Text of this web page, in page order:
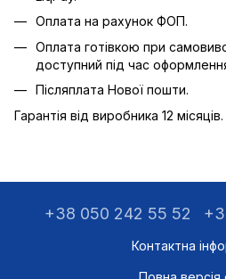
Оплата на рахунок ФОП.
Оплата готівкою при
доступний під час
Післяплата Нової пошти.
Гарантія від виробника 12 місяців.
+38 050 242 55 52
Контактна